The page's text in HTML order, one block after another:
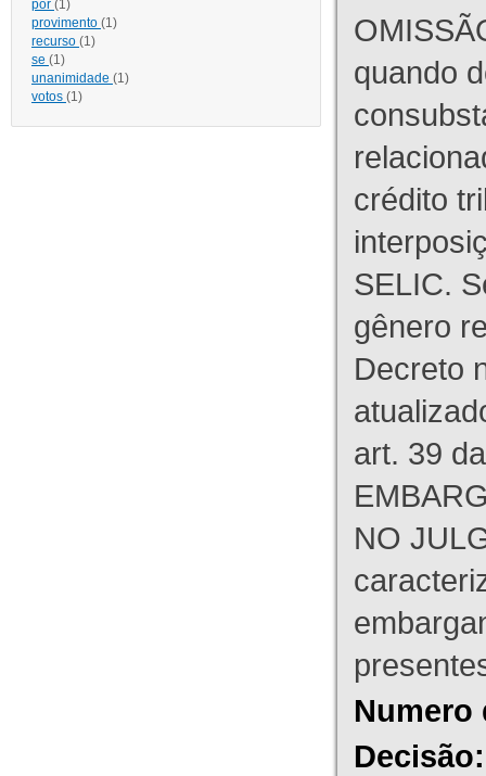
por (1)
provimento (1)
recurso (1)
se (1)
unanimidade (1)
votos (1)
quando
crédito
SELIC.
gênero
Decreto
art. 39
NO
Numero
Decisão: